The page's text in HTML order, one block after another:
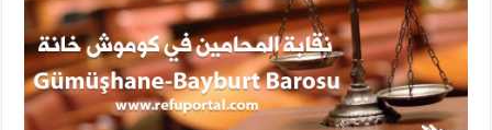
بايبرد
Gümüşhane-
Bayburt
Barosu
مغلقة